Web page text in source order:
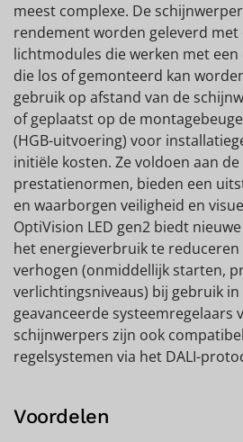
meest complexe. De
rendement worden geleverd met
lichtmodules die werken met
die los of gemonteerd kan
gebruik op afstand van de
of geplaatst op de
(HGB-uitvoering) voor
initiële kosten. Ze voldoen aan
prestatienormen, bieden een
en waarborgen veiligheid en
OptiVision LED gen2 biedt
het energieverbruik te
verhogen (onmiddellijk starten,
verlichtingsniveaus) bij gebruik
geavanceerde systeemregelaars
schijnwerpers zijn ook
regelsystemen via het DALI-
Voordelen